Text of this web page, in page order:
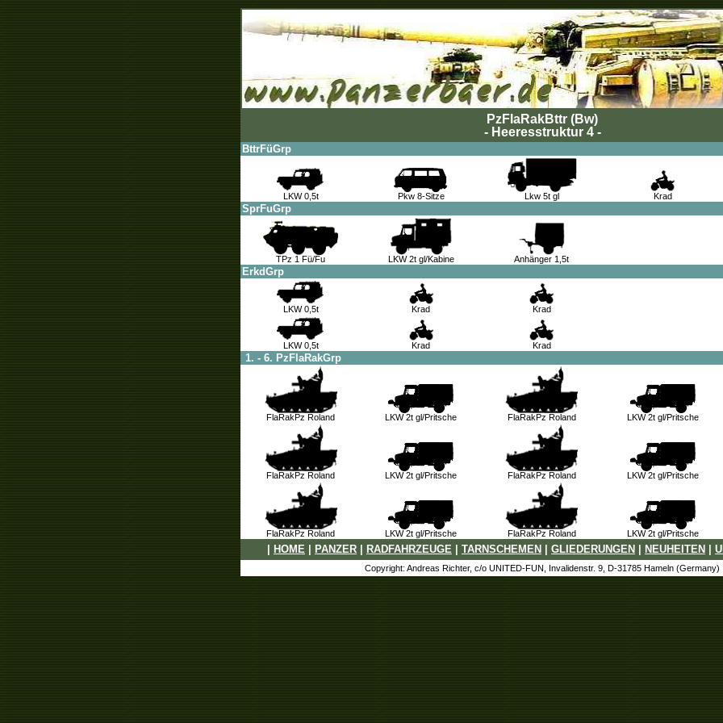
PzFlaRakBttr (Bw)
- Heeresstruktur 4 -
BttrFüGrp
LKW 0,5t Pkw 8-Sitze Lkw 5t gl Krad
SprFuGrp
TPz 1 Fü/Fu LKW 2t gl/Kabine Anhänger 1,5t
ErkdGrp
LKW 0,5t Krad Krad
LKW 0,5t Krad Krad
1. - 6. PzFlaRakGrp
FlaRakPz Roland LKW 2t gl/Pritsche FlaRakPz Roland LKW 2t gl/Pritsche
FlaRakPz Roland LKW 2t gl/Pritsche FlaRakPz Roland LKW 2t gl/Pritsche
FlaRakPz Roland LKW 2t gl/Pritsche FlaRakPz Roland LKW 2t gl/Pritsche
HOME PANZER RADFAHRZEUGE TARNSCHEMEN GLIEDERUNGEN NEUHEITEN
Copyright: Andreas Richter, c/o UNITED-FUN, Invalidenstr. 9, D-31785 Hameln (Germany)